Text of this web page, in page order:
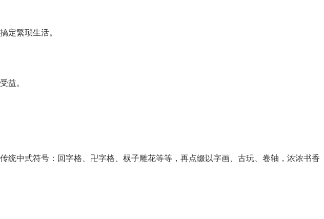
定繁琐生活。
益。
中式符号：回字格、卍字格、棂子雕花等等，再点缀以字画、古玩、卷轴，浓浓书香